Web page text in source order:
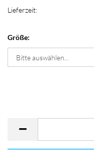
Lieferzeit:
Größe: